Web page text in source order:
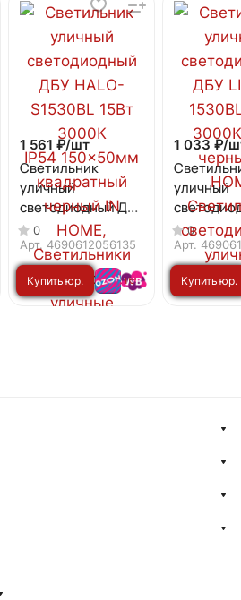
1 561 ₽/шт
Светильник
уличный
светодиодный ДБУ
HALO-S1530BL 15Вт
3000К
IP54 150x50мм
квадратный
черный IN HOME
0
Арт. 4690612056135
Купить юр.
1 033 ₽/
уличный
LINES-
3000К
IN HOME
0
Арт.
Купить юр.